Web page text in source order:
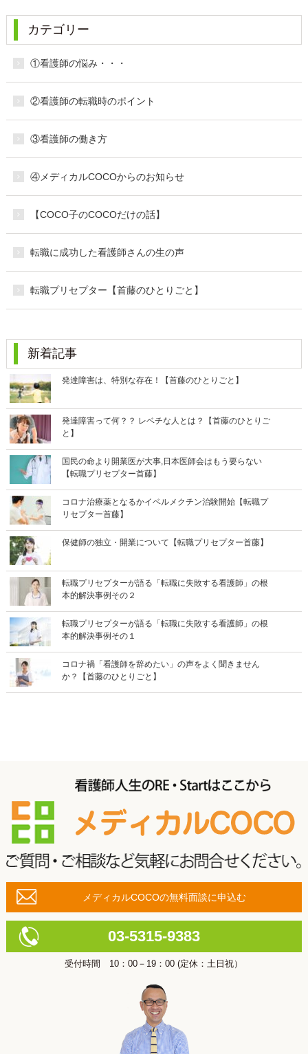
カテゴリー
①看護師の悩み・・・
②看護師の転職時のポイント
③看護師の働き方
④メディカルCOCOからのお知らせ
【COCO子のCOCOだけの話】
転職に成功した看護師さんの生の声
転職プリセプター【首藤のひとりごと】
新着記事
発達障害は、特別な存在！【首藤のひとりごと】
発達障害って何？？ レベチな人とは？【首藤のひとりご
と】
国民の命より開業医が大事,日本医師会はもう要らない
【転職プリセプター首藤】
コロナ治療薬となるかイベルメクチン治験開始【転職プ
リセプター首藤】
保健師の独立・開業について【転職プリセプター首藤】
転職プリセプターが語る「転職に失敗する看護師」の根
本的解決事例その２
転職プリセプターが語る「転職に失敗する看護師」の根
本的解決事例その１
コロナ禍「看護師を辞めたい」の声をよく聞きません
か？【首藤のひとりごと】
メディカルCOCOの無料面談に申込む
03-5315-9383
受付時間 10：00－19：00 (定休：土日祝）